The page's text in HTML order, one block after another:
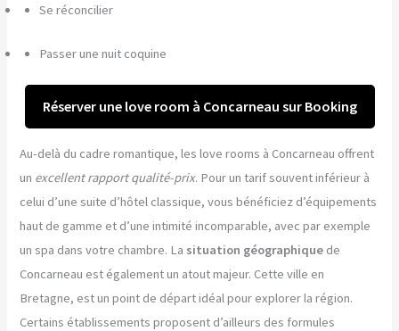
Se réconcilier
Passer une nuit coquine
Réserver une love room à Concarneau sur Booking
Au-delà du cadre romantique, les love rooms à Concarneau offrent
un excellent rapport qualité-prix. Pour un tarif souvent inférieur à
celui d’une suite d’hôtel classique, vous bénéficiez d’équipements
haut de gamme et d’une intimité incomparable, avec par exemple
un spa dans votre chambre. La situation géographique de
Concarneau est également un atout majeur. Cette ville en
Bretagne, est un point de départ idéal pour explorer la région.
Certains établissements proposent d’ailleurs des formules